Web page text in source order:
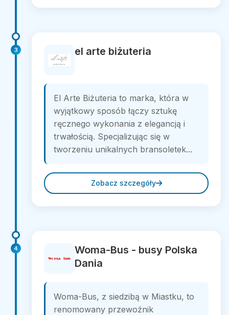
3 el arte biżuteria
El Arte Biżuteria to marka, która w
wyjątkowy sposób łączy sztukę
ręcznego wykonania z elegancją i
trwałością. Specjalizując się w
tworzeniu unikalnych bransoletek...
Zobacz szczegóły
4
Woma-Bus - busy Polska
Dania
Woma-Bus, z siedzibą w Miastku, to
renomowany przewoźnik